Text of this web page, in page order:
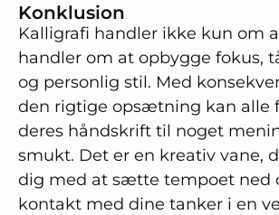
Konklusion
Kalligrafi handler ikke kun om
handler om at opbygge fokus,
og personlig stil. Med
den rigtige opsætning kan alle
deres håndskrift til noget
smukt. Det er en kreativ vane,
dig med at sætte tempoet ned
kontakt med dine tanker i en